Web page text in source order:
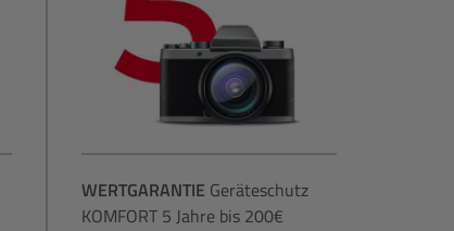
WERTGARANTIE Geräteschutz
KOMFORT 5 Jahre bis 200€